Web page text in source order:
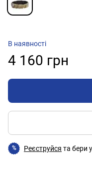
В наявності
4 160 грн
% Реєструйся та бери